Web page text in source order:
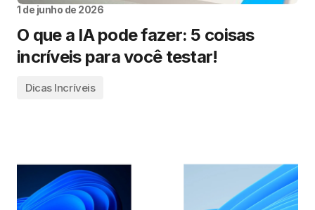
1 de junho de 2026
O que a IA pode fazer: 5 coisas
incríveis para você testar!
Dicas Incríveis